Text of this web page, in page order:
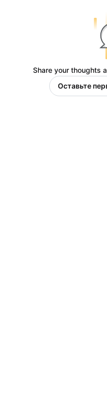
Share your thoughts
Оставьте